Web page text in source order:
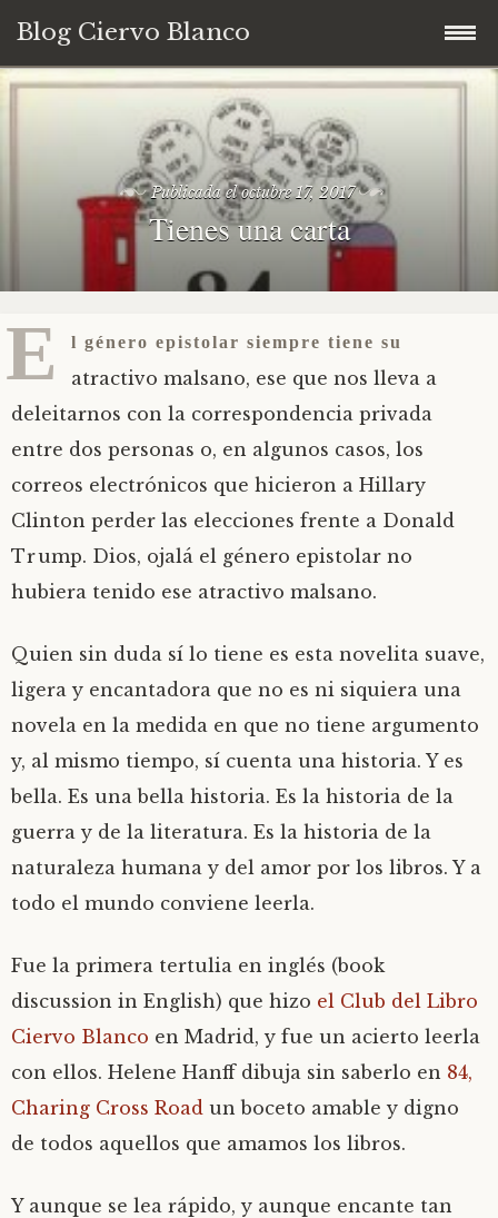
Blog Ciervo Blanco
Publicada eloctubre 17, 2017
Tienes una carta
E l género epistolar siempre tiene su
atractivo malsano, ese que nos lleva a
deleitarnos con la correspondencia privada
entre dos personas o, en algunos casos, los
correos electrónicos que hicieron a Hillary
Clinton perder las elecciones frente a Donald
Trump. Dios, ojalá el género epistolar no
hubiera tenido ese atractivo malsano.
Quien sin duda sí lo tiene es esta novelita suave,
ligera y encantadora que no es ni siquiera una
novela en la medida en que no tiene argumento
y, al mismo tiempo, sí cuenta una historia. Y es
bella. Es una bella historia. Es la historia de la
guerra y de la literatura. Es la historia de la
naturaleza humana y del amor por los libros. Y a
todo el mundo conviene leerla.
Fue la primera tertulia en inglés (book
discussion in English) que hizo el Club del Libro
Ciervo Blanco en Madrid, y fue un acierto leerla
con ellos. Helene Hanff dibuja sin saberlo en 84,
Charing Cross Road un boceto amable y digno
de todos aquellos que amamos los libros.
Y aunque se lea rápido, y aunque encante tan